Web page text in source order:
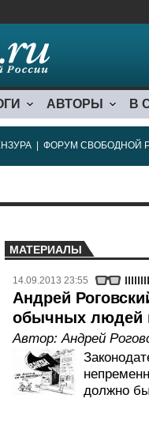
АВТОРЫ В
ФОРУМ СВОБОДНОЙ
МАТЕРИАЛЫ
14.09.2013 23:55
Андрей
обычных людей
Автор:Андрей
должно